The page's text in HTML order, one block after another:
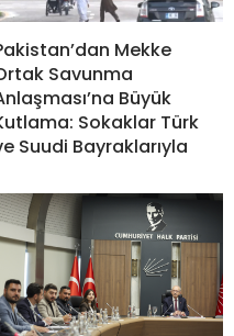
Mekke
Savunma
Büyük
Sokaklar Türk
Suudi Bayraklarıyla